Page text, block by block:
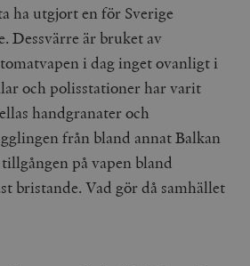
ha utgjort en för Sverige
Dessvärre är bruket av
i dag inget ovanligt i
och polisstationer har varit
handgranater och
från bland annat Balkan
på vapen bland
bristande. Vad gör då samhället